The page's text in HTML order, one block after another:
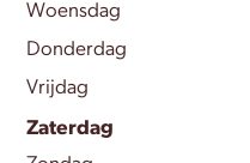
Woensdag
Donderdag
Vrijdag
Zaterdag